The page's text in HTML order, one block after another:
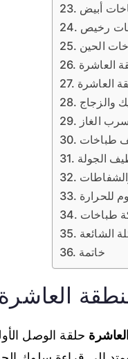
أبيض
رخيص
الحين
العاشرة
العاشرة
والزجاج
الغاز
طباخات
الجولة
للحرارة
الشائعة
خاتمة
العاشرة
حلقة الوصل